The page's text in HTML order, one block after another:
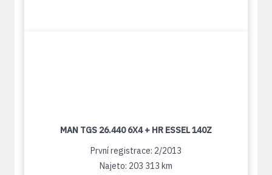
MAN TGS 26.440 6X4 + HR ESSEL 140Z
První registrace: 2/2013
Najeto: 203 313 km